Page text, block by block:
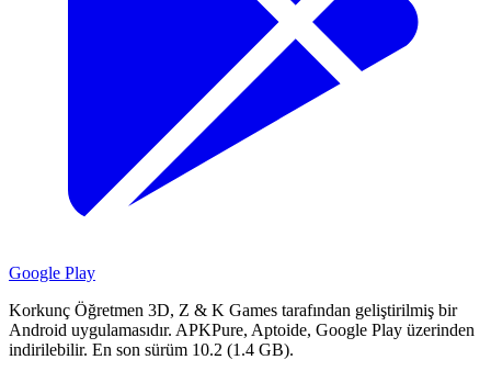
Google Play
Korkunç Öğretmen 3D, Z & K Games tarafından geliştirilmiş bir
Android uygulamasıdır. APKPure, Aptoide, Google Play üzerinden
indirilebilir. En son sürüm 10.2 (1.4 GB).